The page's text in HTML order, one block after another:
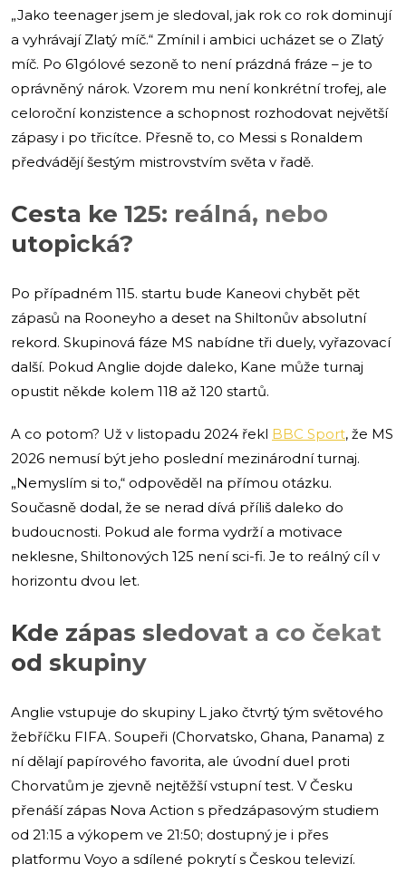
„Jako teenager jsem je sledoval, jak rok co rok dominují
a vyhrávají Zlatý míč.“ Zmínil i ambici ucházet se o Zlatý
míč. Po 61gólové sezoně to není prázdná fráze – je to
oprávněný nárok. Vzorem mu není konkrétní trofej, ale
celoroční konzistence a schopnost rozhodovat největší
zápasy i po třicítce. Přesně to, co Messi s Ronaldem
předvádějí šestým mistrovstvím světa v řadě.
Cesta ke 125: reálná, nebo
utopická?
Po případném 115. startu bude Kaneovi chybět pět
zápasů na Rooneyho a deset na Shiltonův absolutní
rekord. Skupinová fáze MS nabídne tři duely, vyřazovací
další. Pokud Anglie dojde daleko, Kane může turnaj
opustit někde kolem 118 až 120 startů.
A co potom? Už v listopadu 2024 řekl BBC Sport, že MS
2026 nemusí být jeho poslední mezinárodní turnaj.
„Nemyslím si to,“ odpověděl na přímou otázku.
Současně dodal, že se nerad dívá příliš daleko do
budoucnosti. Pokud ale forma vydrží a motivace
neklesne, Shiltonových 125 není sci-fi. Je to reálný cíl v
horizontu dvou let.
Kde zápas sledovat a co čekat
od skupiny
Anglie vstupuje do skupiny L jako čtvrtý tým světového
žebříčku FIFA. Soupeři (Chorvatsko, Ghana, Panama) z
ní dělají papírového favorita, ale úvodní duel proti
Chorvatům je zjevně nejtěžší vstupní test. V Česku
přenáší zápas Nova Action s předzápasovým studiem
od 21:15 a výkopem ve 21:50; dostupný je i přes
platformu Voyo a sdílené pokrytí s Českou televizí.